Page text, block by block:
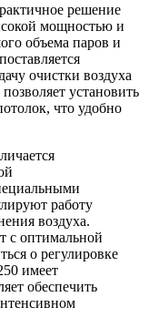
решение
мощностью и
объема паров и
очистки воздуха
установить
что удобно
работу
воздуха.
с оптимальной
о регулировке
имеет
обеспечить